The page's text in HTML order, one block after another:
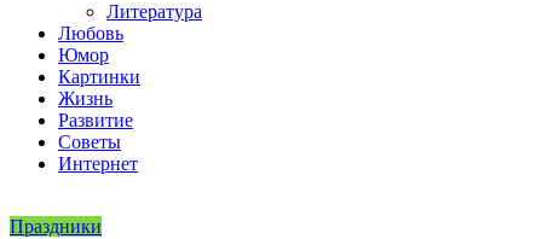
Литература
Любовь
Юмор
Картинки
Жизнь
Развитие
Советы
Интернет
Праздники